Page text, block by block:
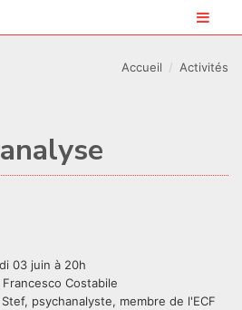
Accueil Activités
03 juin à 20h
Costabile
psychanalyste, membre de l'ECF